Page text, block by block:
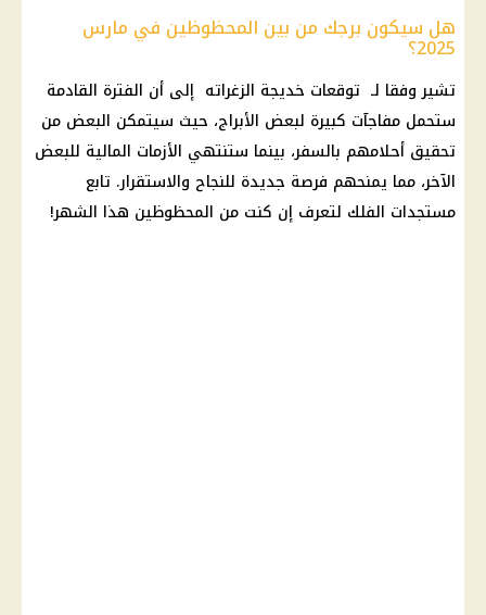
هل سيكون برجك من بين المحظوظين في مارس
2025؟
تشير وفقا لـ توقعات خديجة الزغراته إلى أن الفترة القادمة
ستحمل مفاجآت كبيرة لبعض الأبراج، حيث سيتمكن البعض من
تحقيق أحلامهم بالسفر، بينما ستنتهي الأزمات المالية للبعض
الآخر، مما يمنحهم فرصة جديدة للنجاح والاستقرار. تابع
مستجدات الفلك لتعرف إن كنت من المحظوظين هذا الشهر!